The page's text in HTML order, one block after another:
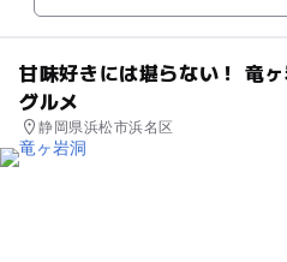
甘味好きには堪らない！ 竜
グルメ
静岡県浜松市浜名区